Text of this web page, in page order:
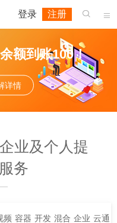

登录 注册 
额到账100！
详情
业及个人提
务
频 容器 开发 混合 企业 云通